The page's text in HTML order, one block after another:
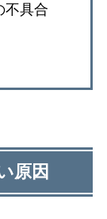
不具合
原因